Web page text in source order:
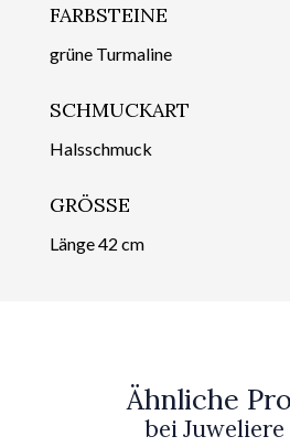
FARBSTEINE
grüne Turmaline
SCHMUCKART
Halsschmuck
GRÖSSE
Länge 42 cm
Ähnliche
bei